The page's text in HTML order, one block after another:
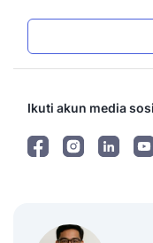
Ikuti akun media